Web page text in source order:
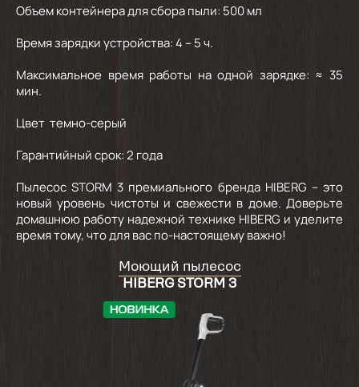
Объем контейнера для сбора пыли: 500 мл
Время зарядки устройства: 4 – 5 ч.
Максимальное время работы на одной зарядке: ≈ 35
мин.
Цвет темно-серый
Гарантийный срок: 2 года
Пылесос STORM 3 премиального бренда HIBERG – это
новый уровень чистоты и свежести в доме. Доверьте
домашнюю работу надежной технике HIBERG и уделите
время тому, что для вас по-настоящему важно!
Моющий пылесос
HIBERG STORM 3